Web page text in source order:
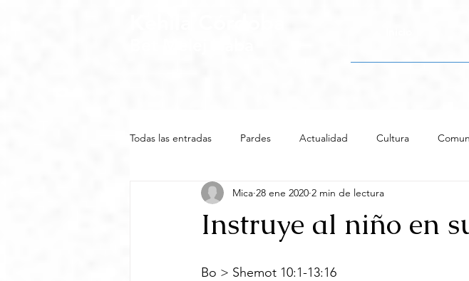
Todas las entradas Pardes Actualidad Cultura
Instruye al niño en
Mica 28 ene 2020 2 min de lectura
Bo > Shemot 10:1-13:16